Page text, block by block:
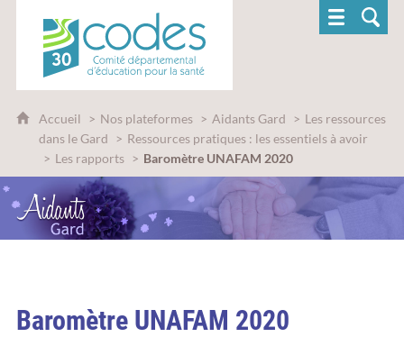
CoDES 30 - Comité départemental
Accueil Nos plateformes Aidants Gard
Les ressources
dans le Gard
Ressources pratiques : les essentiels à avoir
Les rapports
Baromètre UNAFAM 2020
Baromètre UNAFAM 2020